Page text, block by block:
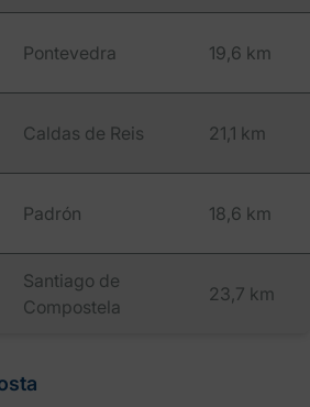
Pontevedra 19,6 km
Caldas de Reis 21,1 km
Padrón 18,6 km
Santiago de
Compostela
23,7 km